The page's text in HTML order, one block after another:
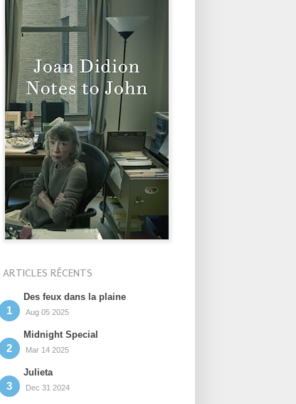
ARTICLES RÉCENTS
Des feux dans la plaine
Aug 05 2025
Midnight Special
Mar 14 2025
Julieta
Dec 31 2024